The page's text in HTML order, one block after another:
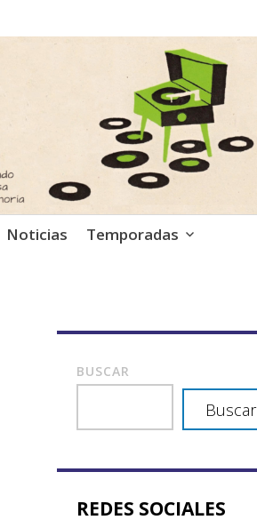
Noticias Temporadas
BUSCAR
Buscar
REDES SOCIALES